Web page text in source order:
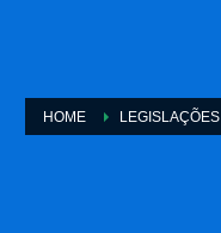
HOME LEGISLAÇÕES